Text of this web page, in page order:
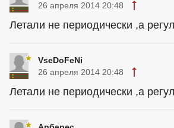
26 апреля 2014 20:48
Летали не периодически ,а
VseDoFeNi
26 апреля 2014 20:48
Летали не периодически ,а